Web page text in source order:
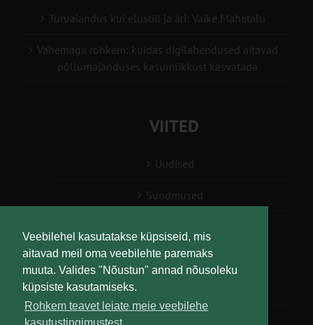
Veebilehel kasutatakse küpsiseid, mis
aitavad meil oma veebilehte paremaks
muuta. Valides "Nõustun" annad nõusoleku
küpsiste kasutamiseks.
Rohkem teavet leiate meie veebilehe
Turuaiandus kui elustiil ja äri: Väike Mahetalu
Vähemaga rohkem: kuidas digilahendused aitavad
põllumajanduses kasumlikkust kasvatada
VIITED
Uudised
Sündmused
Teabesalv
Liitu uudiskirjaga